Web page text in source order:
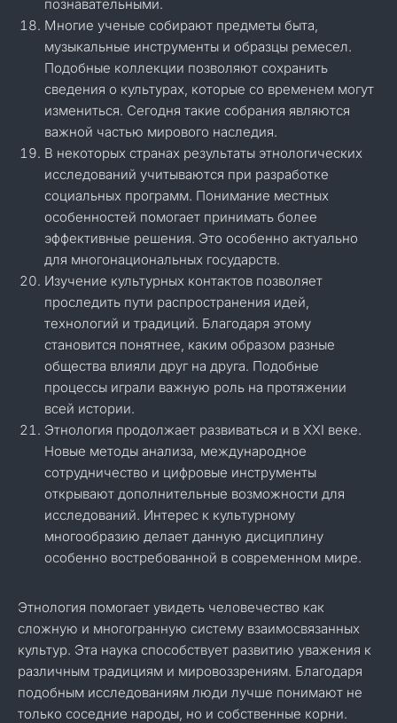
познавательными.
Многие ученые собирают предметы быта,
музыкальные инструменты и образцы ремесел.
Подобные коллекции позволяют сохранить
сведения о культурах, которые со временем могут
измениться. Сегодня такие собрания являются
важной частью мирового наследия.
В некоторых странах результаты этнологических
исследований учитываются при разработке
социальных программ. Понимание местных
особенностей помогает принимать более
эффективные решения. Это особенно актуально
для многонациональных государств.
Изучение культурных контактов позволяет
проследить пути распространения идей,
технологий и традиций. Благодаря этому
становится понятнее, каким образом разные
общества влияли друг на друга. Подобные
процессы играли важную роль на протяжении
всей истории.
Этнология продолжает развиваться и в XXI веке.
Новые методы анализа, международное
сотрудничество и цифровые инструменты
открывают дополнительные возможности для
исследований. Интерес к культурному
многообразию делает данную дисциплину
особенно востребованной в современном мире.
Этнология помогает увидеть человечество как
сложную и многогранную систему взаимосвязанных
культур. Эта наука способствует развитию уважения к
различным традициям и мировоззрениям. Благодаря
подобным исследованиям люди лучше понимают не
только соседние народы, но и собственные корни.